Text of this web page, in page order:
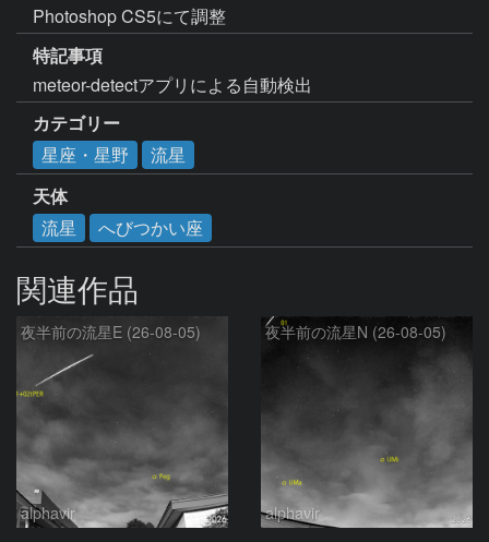
Photoshop CS5にて調整
特記事項
meteor-detectアプリによる自動検出
カテゴリー
星座・星野
流星
天体
流星
へびつかい座
関連作品
夜半前の流星E (26-08-05)
alphavir
夜半前の流星N (26-08-05)
alphavir